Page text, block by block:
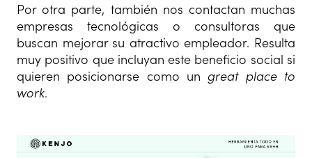
Por otra parte, también nos contactan muchas
empresas tecnológicas o consultoras que
buscan mejorar su atractivo empleador. Resulta
muy positivo que incluyan este beneficio social si
quieren posicionarse como ungreat place to
work.